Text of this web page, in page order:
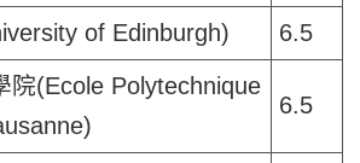
of Edinburgh)
6.5
院(Ecole Polytechnique
6.5